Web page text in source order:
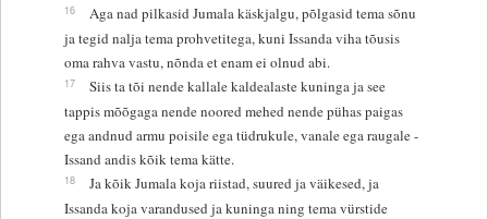
16
Aga nad pilkasid Jumala käskjalgu, põlgasid tema sõnu
ja tegid nalja tema prohvetitega, kuni Issanda viha tõusis
oma rahva vastu, nõnda et enam ei olnud abi.
17
Siis ta tõi nende kallale kaldealaste kuninga ja see
tappis mõõgaga nende noored mehed nende pühas paigas
ega andnud armu poisile ega tüdrukule, vanale ega raugale -
Issand andis kõik tema kätte.
18
Ja kõik Jumala koja riistad, suured ja väikesed, ja
Issanda koja varandused ja kuninga ning tema vürstide